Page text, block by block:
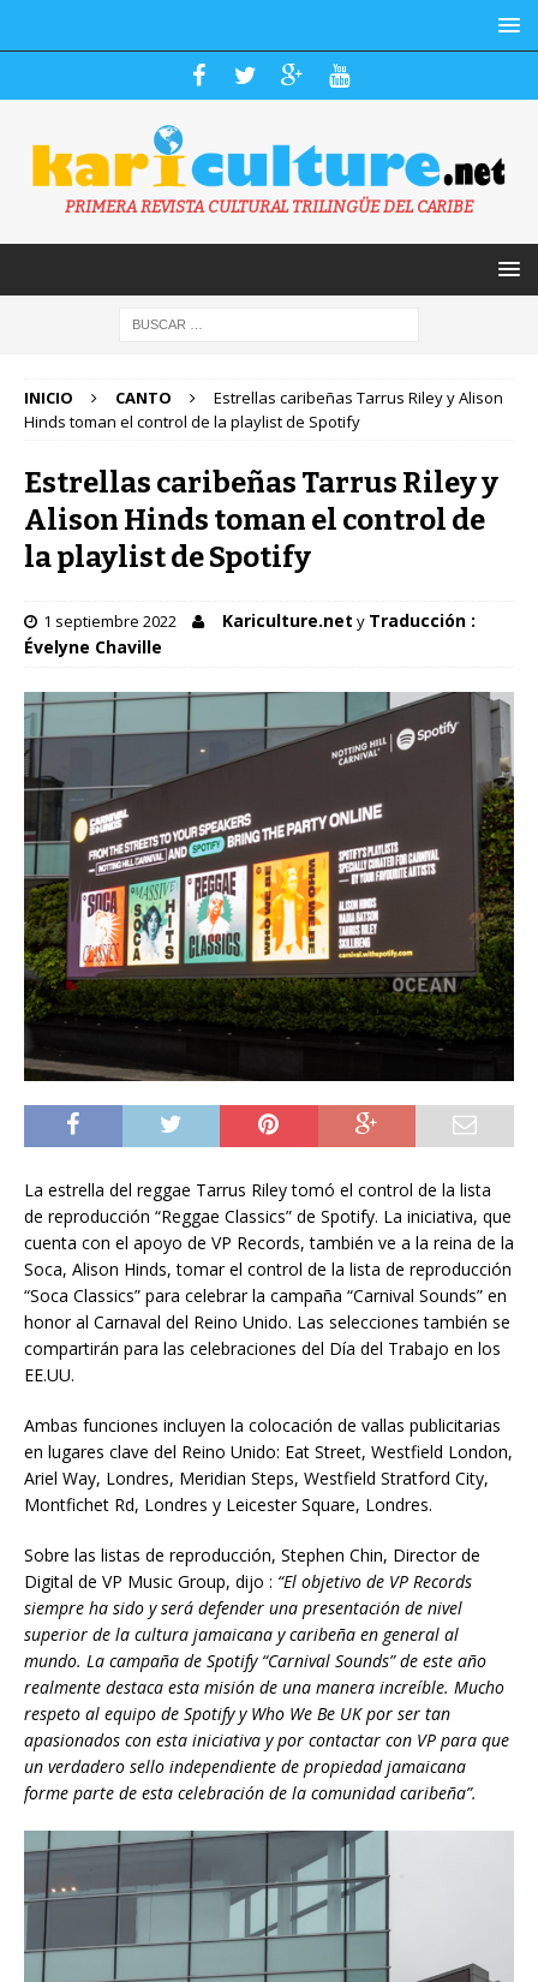
PRIMERA REVISTA CULTURAL TRILINGÜE DEL CARIBE
INICIO CANTO
Estrellas caribeñas Tarrus Riley y Alison
Hinds toman el control de la playlist de Spotify
Estrellas caribeñas Tarrus Riley y
Alison Hinds toman el control de
la playlist de Spotify
1 septiembre 2022 Kariculture.net y Traducción :
Évelyne Chaville
La estrella del reggae Tarrus Riley tomó el control de la lista
de reproducción “Reggae Classics” de Spotify. La iniciativa, que
cuenta con el apoyo de VP Records, también ve a la reina de la
Soca, Alison Hinds, tomar el control de la lista de reproducción
“Soca Classics” para celebrar la campaña “Carnival Sounds” en
honor al Carnaval del Reino Unido. Las selecciones también se
compartirán para las celebraciones del Día del Trabajo en los
EE.UU.
Ambas funciones incluyen la colocación de vallas publicitarias
en lugares clave del Reino Unido: Eat Street, Westfield London,
Ariel Way, Londres, Meridian Steps, Westfield Stratford City,
Montfichet Rd, Londres y Leicester Square, Londres.
Sobre las listas de reproducción, Stephen Chin, Director de
Digital de VP Music Group, dijo : “El objetivo de VP Records
siempre ha sido y será defender una presentación de nivel
superior de la cultura jamaicana y caribeña en general al
mundo. La campaña de Spotify “Carnival Sounds” de este año
realmente destaca esta misión de una manera increíble. Mucho
respeto al equipo de Spotify y Who We Be UK por ser tan
apasionados con esta iniciativa y por contactar con VP para que
un verdadero sello independiente de propiedad jamaicana
forme parte de esta celebración de la comunidad caribeña”.